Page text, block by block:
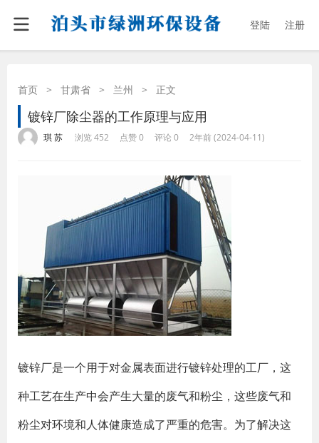
登陆 注册
首页 > 甘肃省 > 兰州 > 正文
镀锌厂除尘器的工作原理与应用
琪 苏 浏览 452 点赞 0 评论 0 2年前 (2024-04-11)
镀锌厂是一个用于对金属表面进行镀锌处理的工厂，这
种工艺在生产中会产生大量的废气和粉尘，这些废气和
粉尘对环境和人体健康造成了严重的危害。为了解决这